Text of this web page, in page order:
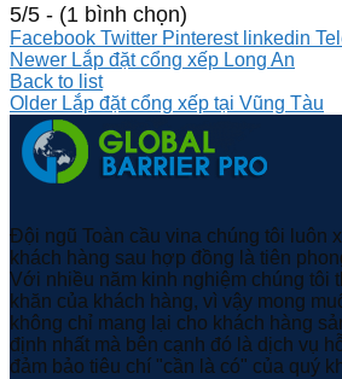
5/5 - (1 bình chọn)
Facebook Twitter Pinterest linkedin
Newer Lắp đặt cổng xếp Long An
Back to list
Older Lắp đặt cổng xếp tại Vũng Tàu
Đội ngũ Toàn cầu vina chúng tôi luôn
khách hàng sau hợp đồng là tiên
Với nhiều năm kinh nghiệm chúng tôi
khăn của khách hàng, vì vậy mong
không chỉ mang lại cho khách hàng
định nhất mà bên cạnh đó là dịch vụ
đảm bảo tiêu chí "cần là có" của quý